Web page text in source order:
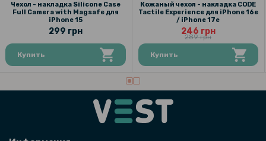
Чехол - накладка Silicone Case
Full Camera with Magsafe для
iPhone 15
299 грн
Купить
Кожаный чехол - накладка CODE
Tactile Experience для iPhone 16e
/ iPhone 17e
246 грн
289 грн
Купить